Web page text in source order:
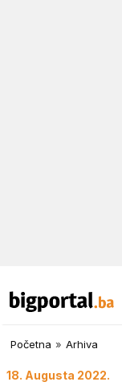
Početna » Arhiva
18. Augusta 2022.